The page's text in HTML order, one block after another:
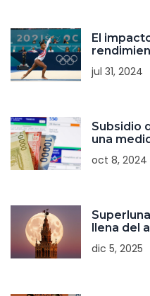
El
2024
jul 31, 2024
Subsidio
una
oct 8, 2024
llena del
dic 5, 2025